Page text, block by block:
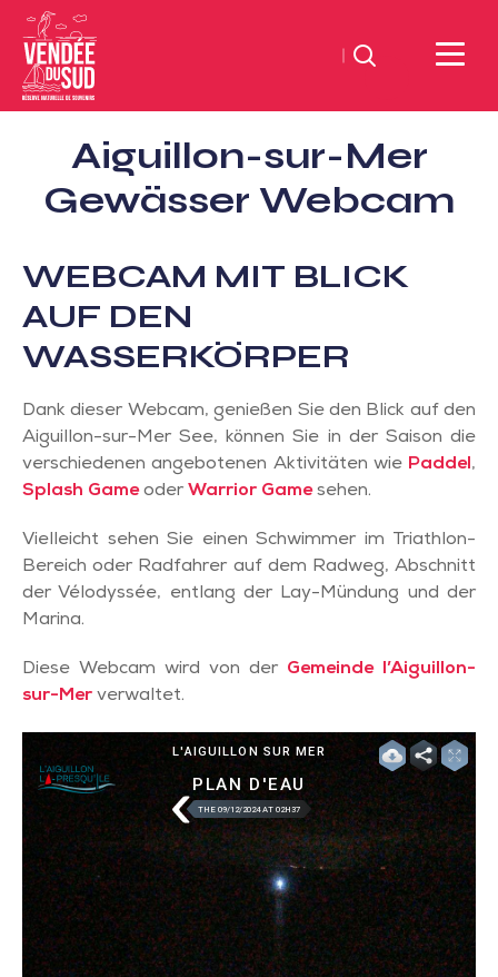
Sud
Vendée
TourismusSüd
Küste
Suchen
Aiguillon-sur-Mer
Gewässer Webcam
WEBCAM MIT BLICK
AUF DEN
WASSERKÖRPER
Dank dieser Webcam, genießen Sie den Blick auf den
Aiguillon-sur-Mer See, können Sie in der Saison die
verschiedenen angebotenen Aktivitäten wie Paddel,
Splash Gameoder Warrior Gamesehen.
Vielleicht sehen Sie einen Schwimmer im Triathlon-
Bereich oder Radfahrer auf dem Radweg, Abschnitt
der Vélodyssée, entlang der Lay-Mündung und der
Marina.
Diese Webcam wird von der Gemeinde l’Aiguillon-
sur-Mer verwaltet.